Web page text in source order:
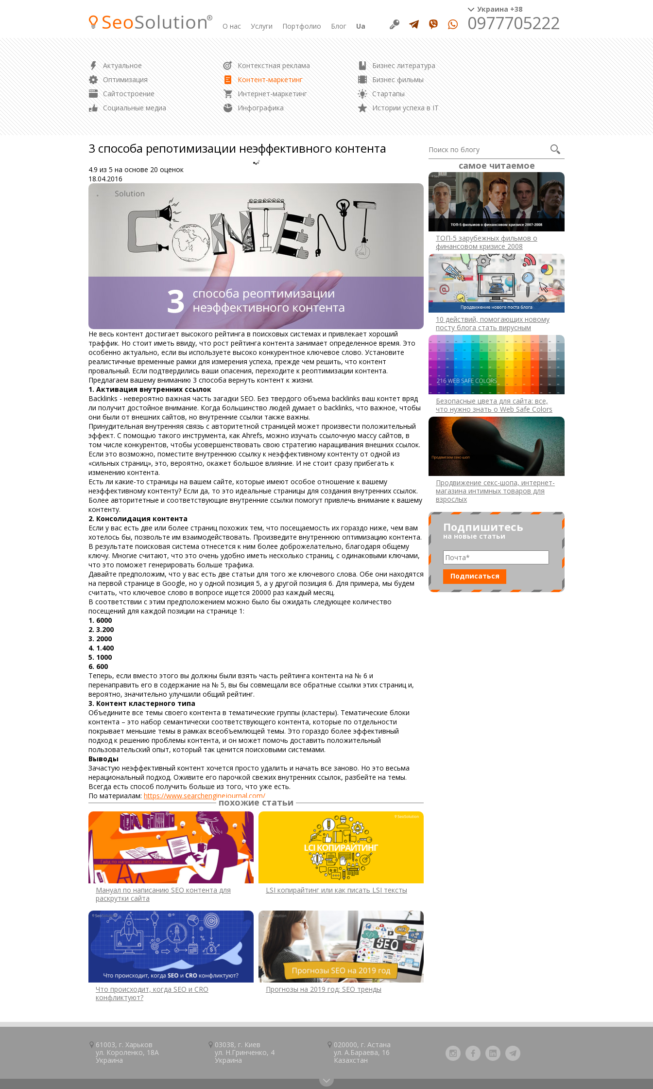
О нас Услуги Портфолио Блог
Актуальное
Оптимизация
Сайтостроение
Социальные медиа
Контекстная реклама
Контент-маркетинг
Интернет-маркетинг
Инфографика
Бизнес литература
Бизнес фильмы
Стартапы
Истории успеха в IT
Ua
Украина +38
0977705222
ПРОДВИЖЕНИЕ
SEO продвижение сайта
Продвижение магазина
Контекстная реклама
Аудит сайта
Продвижение в соцсетях
Управление репутацией
Контент маркетинг
РАЗРАБОТКА
Разработка сайта
Разработка лендинга
Редизайн сайта
Создание логотипа
самое читаемое
ТОП-5 зарубежных фильмов о
финансовом кризисе 2008
10 действий, помогающих новому
посту блога стать вирусным
Безопасные цвета для сайта: все,
что нужно знать о Web Safe Colors
Продвижение секс-шопа, интернет-
магазина интимных товаров для
взрослых
Подпишитесь
на новые статьи
3 способа репотимизации неэффективного контента
4.9 из 5 на основе 20 оценок
18.04.2016
Не весь контент достигает высокого рейтинга в поисковых системах и привлекает хороший
траффик. Но стоит иметь ввиду, что рост рейтинга контента занимает определенное время. Это
особенно актуально, если вы используете высоко конкурентное ключевое слово. Установите
реалистичные временные рамки для измерения успеха, прежде чем решить, что контент
провальный. Если подтвердились ваши опасения, переходите к реоптимизации контента.
Предлагаем вашему вниманию 3 способа вернуть контент к жизни.
1. Активация внутренних ссылок
Backlinks - невероятно важная часть загадки SEO. Без твердого объема backlinks ваш контет вряд
ли получит достойное внимание. Когда большинство людей думает о backlinks, что важное, чтобы
они были от внешних сайтов, но внутренние ссылки также важны.
Принудительная внутренняя связь с авторитетной страницей может произвести положительный
эффект. С помощью такого инструмента, как Ahrefs, можно изучать ссылочную массу сайтов, в
том числе конкурентов, чтобы усовершенствовать свою стратегию наращивания внешних ссылок.
Если это возможно, поместите внутреннюю ссылку к неэффективному контенту от одной из
«сильных страниц», это, вероятно, окажет большое влияние. И не стоит сразу прибегать к
изменению контента.
Есть ли какие-то страницы на вашем сайте, которые имеют особое отношение к вашему
неэффективному контенту? Если да, то это идеальные страницы для создания внутренних ссылок.
Более авторитетные и соответствующие внутренние ссылки помогут привлечь внимание к вашему
контенту.
2. Консолидация контента
Если у вас есть две или более страниц похожих тем, что посещаемость их гораздо ниже, чем вам
хотелось бы, позвольте им взаимодействовать. Произведите внутреннюю оптимизацию контента.
В результате поисковая система отнесется к ним более доброжелательно, благодаря общему
ключу. Многие считают, что это очень удобно иметь несколько страниц, с одинаковыми ключами,
что это поможет генерировать больше трафика.
Давайте предположим, что у вас есть две статьи для того же ключевого слова. Обе они находятся
на первой странице в Google, но у одной позиция 5, а у другой позиция 6. Для примера, мы будем
считать, что ключевое слово в вопросе ищется 20000 раз каждый месяц.
В соответствии с этим предположением можно было бы ожидать следующее количество
посещений для каждой позиции на странице 1:
1. 6000
2. 3.200
3. 2000
4. 1.400
5. 1000
6. 600
Теперь, если вместо этого вы должны были взять часть рейтинга контента на № 6 и
перенаправить его в содержание на № 5, вы бы совмещали все обратные ссылки этих страниц и,
вероятно, значительно улучшили общий рейтинг.
3. Контент кластерного типа
Объедините все темы своего контента в тематические группы (кластеры). Тематические блоки
контента – это набор семантически соответствующего контента, которые по отдельности
покрывает меньшие темы в рамках всеобъемлющей темы. Это гораздо более эффективный
подход к решению проблемы контента, и он может помочь доставить положительный
пользовательский опыт, который так ценится поисковыми системами.
Выводы
Зачастую неэффективный контент хочется просто удалить и начать все заново. Но это весьма
нерациональный подход. Оживите его парочкой свежих внутренних ссылок, разбейте на темы.
Всегда есть способ получить больше из того, что уже есть.
По материалам: https://www.searchenginejournal.com/
похожие статьи
Мануал по написанию SEO контента для
раскрутки сайта
LSI копирайтинг или как писать LSI тексты
Что происходит, когда SEO и CRO
конфликтуют?
Прогнозы на 2019 год: SEO тренды
61003, г. Харьков
ул. Короленко, 18А
Украина
03038, г. Киев
ул. Н.Гринченко, 4
Украина
020000, г. Астана
ул. А.Барaeва, 16
Казaxcтан